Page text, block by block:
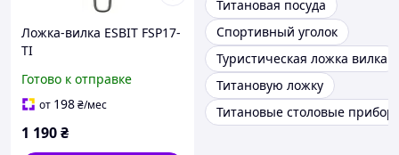
Ложка-вилка ESBIT FSP17-
TI
Готово к отправке
от 198₴/мес
1 190₴
Титановая посуда
Спортивный уголок
Туристическая ложка вилка
Титановую ложку
Титановые столовые